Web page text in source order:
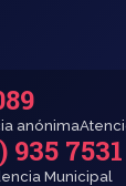
anónima
935 7531
Municipal